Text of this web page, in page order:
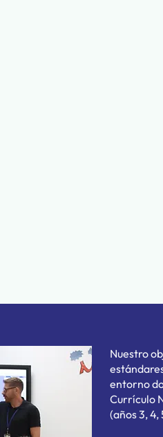
Nuestro
entorno
Currículo
(años 3,